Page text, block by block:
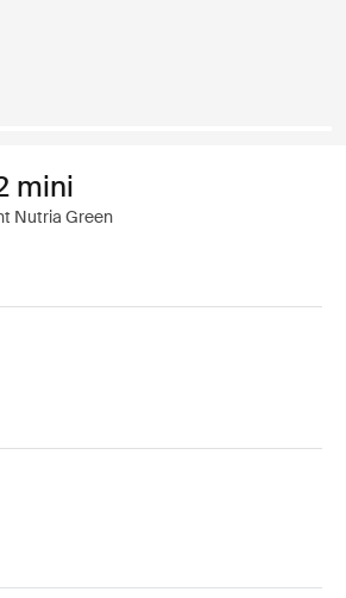
mini
Nutria Green
moyen
Noir minuit
Sable doux
2 mini Vert nutria (selected)